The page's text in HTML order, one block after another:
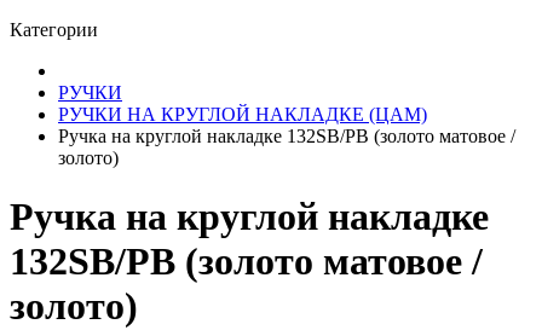
Категории
РУЧКИ
РУЧКИ НА КРУГЛОЙ НАКЛАДКЕ (ЦАМ)
Ручка на круглой накладке 132SB/PB (золото матовое /
золото)
Ручка на круглой накладке
132SB/PB (золото матовое /
золото)